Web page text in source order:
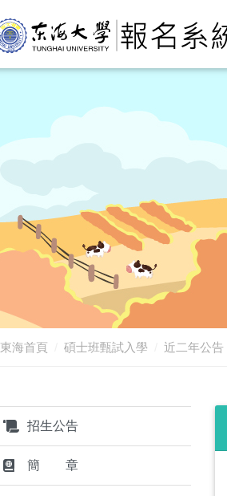
東海首頁 碩士班甄試入學 近二年公告
招生公告
簡 章